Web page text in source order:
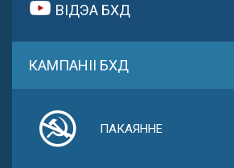
ВІДЭА БХД
КАМПАНІІ БХД
ПАКАЯННЕ